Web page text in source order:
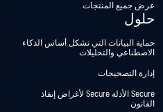
عرض جميع المنتجات
حلول
حماية البيانات التي تشكل أساس الذكاء
الاصطناعي والتحليلات
إدارة التصحيحات
Secure الأدلة Secure لأغراض إنفاذ
القانون